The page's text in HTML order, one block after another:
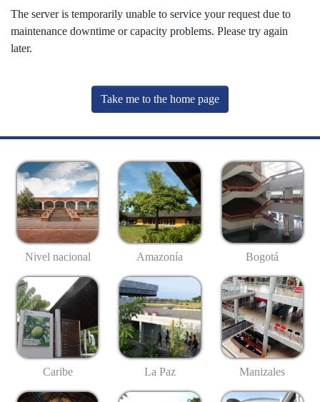
The server is temporarily unable to service your request due to
maintenance downtime or capacity problems. Please try again
later.
Take me to the home page
Nivel nacional Amazonía Bogotá
Caribe La Paz Manizales